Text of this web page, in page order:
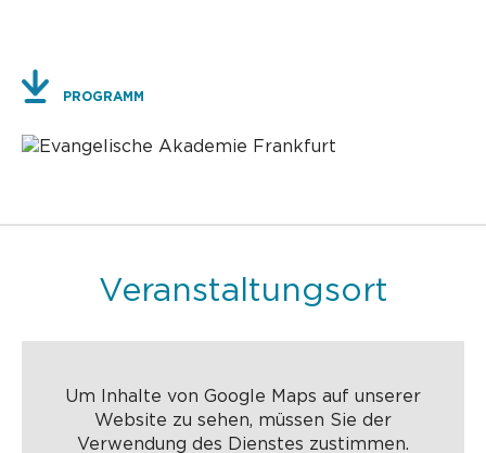
PROGRAMM
Veranstaltungsort
Um Inhalte von Google Maps auf unserer
Website zu sehen, müssen Sie der
Verwendung des Dienstes zustimmen.